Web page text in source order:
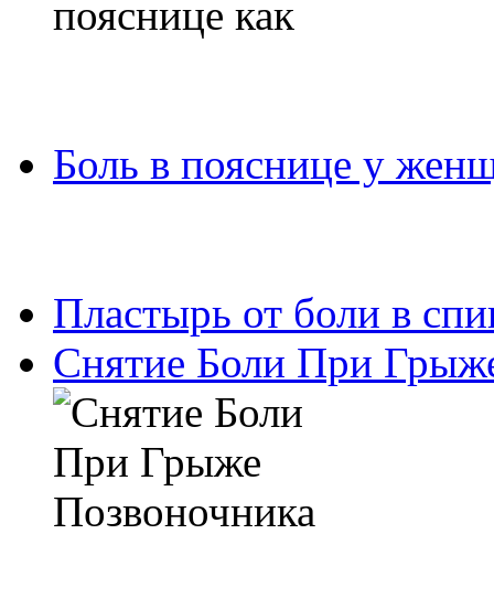
Боль в пояснице у
Пластырь от боли в
Снятие Боли При